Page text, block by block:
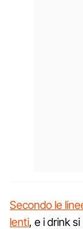
Secondo le
lenti, e i drink